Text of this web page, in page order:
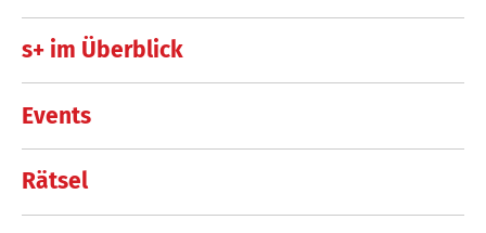
s+ im Überblick
Events
Rätsel